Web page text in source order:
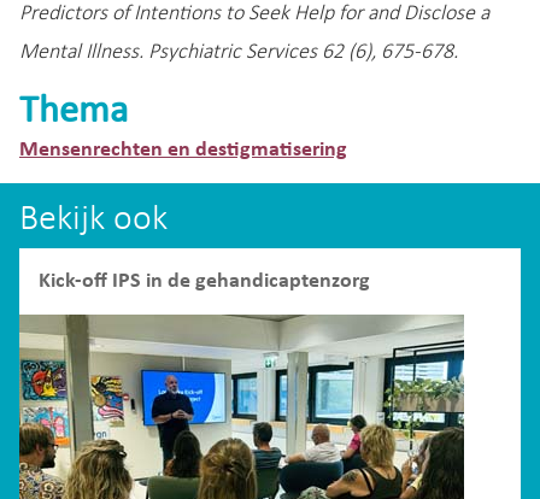
Predictors of Intentions to Seek Help for and Disclose a
Mental Illness. Psychiatric Services 62 (6), 675-678.
Thema
Mensenrechten en destigmatisering
Bekijk ook
Kick-off IPS in de gehandicaptenzorg